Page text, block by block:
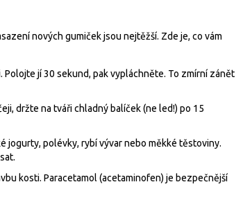
nových gumiček jsou nejtěžší. Zde je, co vám
jí 30 sekund, pak vypláchněte. To zmírní zánět
držte na tváři chladný balíček (ne led!) po 15
jogurty, polévky, rybí vývar nebo měkké těstoviny.
kosti. Paracetamol (acetaminofen) je bezpečnější